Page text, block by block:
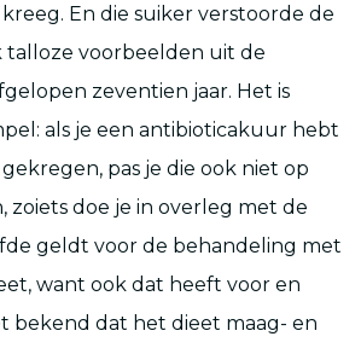
En die suiker verstoorde de
talloze voorbeelden uit de
zeventien jaar. Het is
als je een antibioticakuur hebt
pas je die ook niet op
zoiets doe je in overleg met de
geldt voor de behandeling met
want ook dat heeft voor en
bekend dat het dieet maag- en